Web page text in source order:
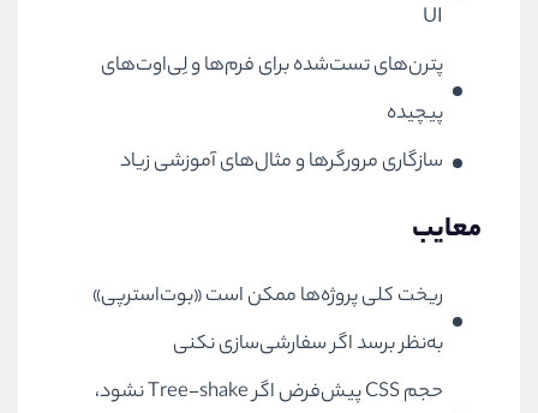
UI
پترن‌های تست‌شده برای فرم‌ها و لِی‌اوت‌های
پیچیده
سازگاری مرورگرها و مثال‌های آموزشی زیاد
معایب
ریخت کلی پروژه‌ها ممکن است «بوت‌استرپی»
به‌نظر برسد اگر سفارشی‌سازی نکنی
حجم CSS پیش‌فرض اگر Tree-shake نشود،